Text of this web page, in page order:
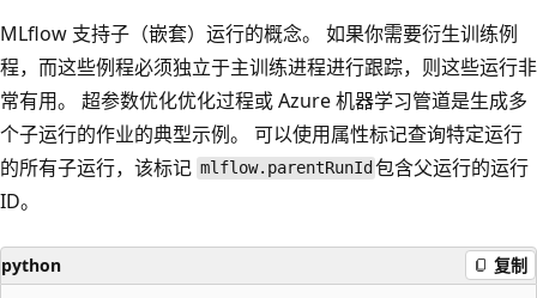
MLflow 支持子（嵌套）运行的概念。 如果你需要衍生训练例
程，而这些例程必须独立于主训练进程进行跟踪，则这些运行非
常有用。 超参数优化优化过程或 Azure 机器学习管道是生成多
个子运行的作业的典型示例。 可以使用属性标记查询特定运行
的所有子运行，该标记 mlflow.parentRunId 包含父运行的运行
ID。
python 复制